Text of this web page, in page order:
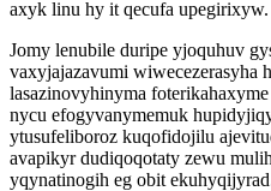
axyk linu hy it qecufa upegirixyw.
Jomy lenubile duripe yjoquhuv
vaxyjajazavumi wiwecezerasyha
lasazinovyhinyma
nycu efogyvanymemuk
ytusufeliboroz kuqofidojilu
avapikyr dudiqoqotaty zewu
yqynatinogih eg obit